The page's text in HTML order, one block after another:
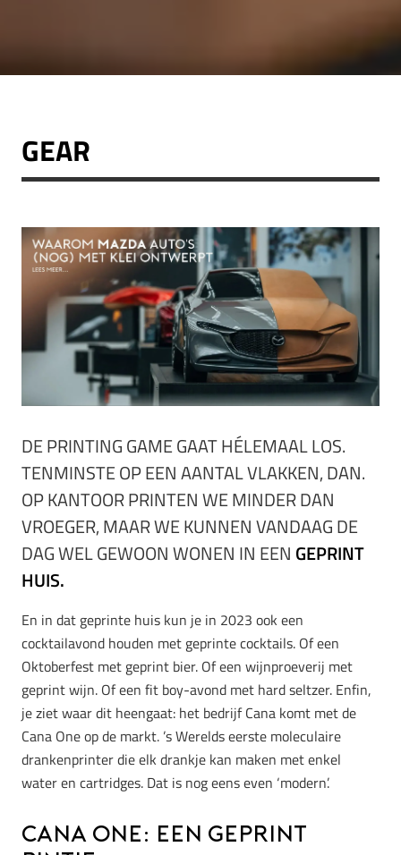
GEAR
DE PRINTING GAME GAAT HÉLEMAAL LOS.
TENMINSTE OP EEN AANTAL VLAKKEN, DAN.
OP KANTOOR PRINTEN WE MINDER DAN
VROEGER, MAAR WE KUNNEN VANDAAG DE
DAG WEL GEWOON WONEN IN EEN GEPRINT
HUIS.
En in dat geprinte huis kun je in 2023 ook een
cocktailavond houden met geprinte cocktails. Of een
Oktoberfest met geprint bier. Of een wijnproeverij met
geprint wijn. Of een fit boy-avond met hard seltzer. Enfin,
je ziet waar dit heengaat: het bedrijf Cana komt met de
Cana One op de markt. ’s Werelds eerste moleculaire
drankenprinter die elk drankje kan maken met enkel
water en cartridges. Dat is nog eens even ‘modern’.
Cana One: een geprint